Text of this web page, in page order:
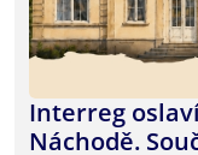
Interreg
Náchodě.